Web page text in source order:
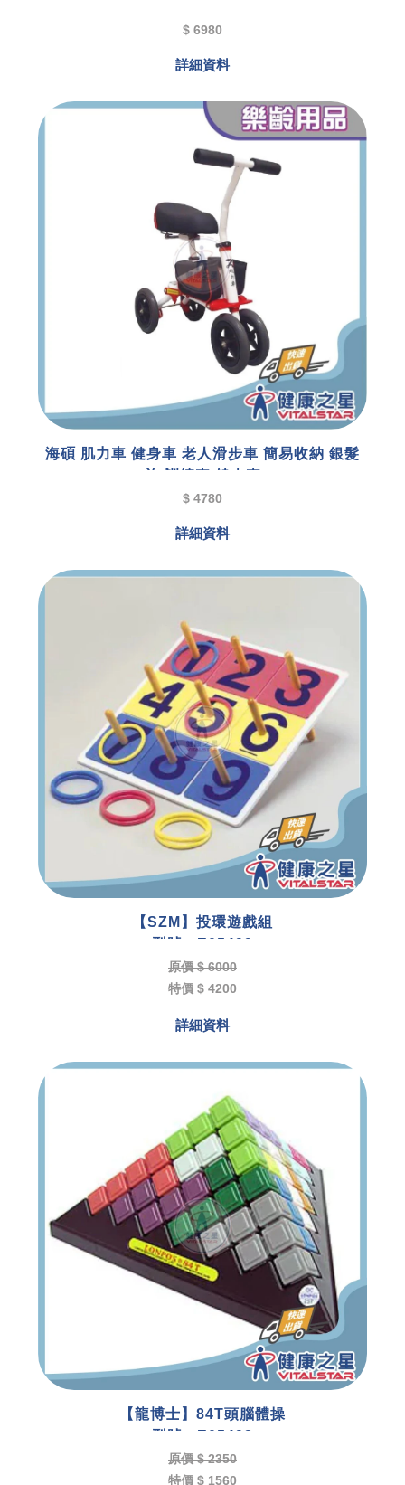
$ 6980
詳細資料
海碩 肌力車 健身車 老人滑步車 簡易收納 銀髮
族 訓練車 健走車
型號 : E01699
$ 4780
詳細資料
【SZM】投環遊戲組
型號 : E05499
原價 $ 6000
特價 $ 4200
詳細資料
【龍博士】84T頭腦體操
型號 : E05498
原價 $ 2350
特價 $ 1560